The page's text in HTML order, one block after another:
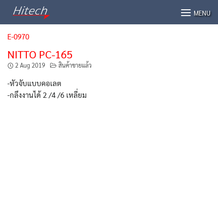
MENU
E-0970
NITTO PC-165
2 Aug 2019 สินค้าขายแล้ว
-หัวจับแบบคอเลต
-กลึงงานได้ 2 /4 /6 เหลี่ยม